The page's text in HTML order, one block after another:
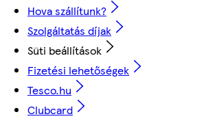
Hova szállítunk?
Szolgáltatás díjak
Süti beállítások
Fizetési lehetőségek
Tesco.hu
Clubcard